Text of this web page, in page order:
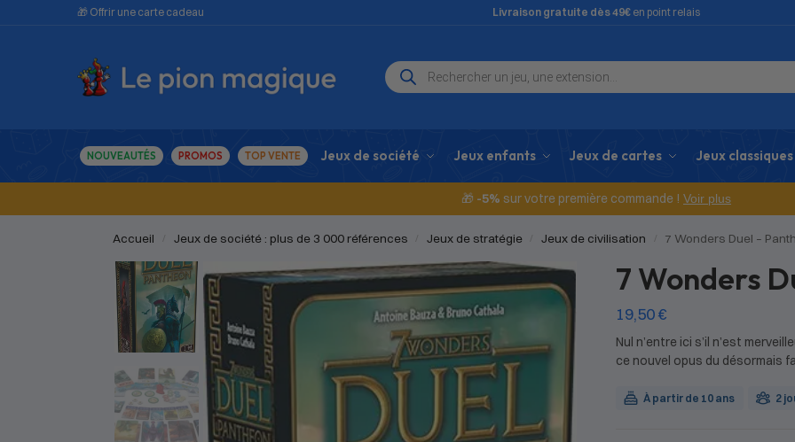
🎁 Offrir une carte cadeau Livraison gratuite dès 49€ en point relais
NOUVEAUTÉS PROMOS TOP VENTE Jeux de société Jeux enfants Jeux de cartes Jeux classiques
🎁 -5% sur votre première commande ! Voir plus
Accueil Jeux de société : plus de 3 000 références Jeux de stratégie Jeux de civilisation 7 Wonders Duel –
7 Wonders
19,50€
Nul n’entre ici s’il n’est
ce nouvel opus du désormais
À partir de 10 ans 2